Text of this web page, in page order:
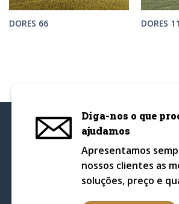
DORES 66 DORES
Diga-nos o que
ajudamos
Apresentamos
nossos clientes as
soluções, preço e